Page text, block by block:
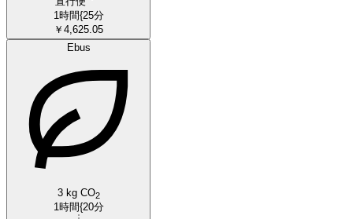
1時間{25分
￥4,625.05
Ebus
3 kg CO2
1時間{20分